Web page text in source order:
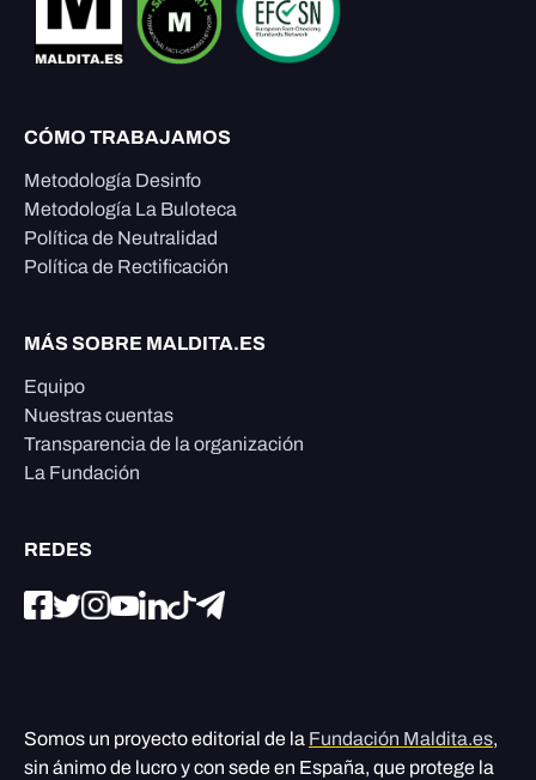
CÓMO TRABAJAMOS
Metodología Desinfo
Metodología La Buloteca
Política de Neutralidad
Política de Rectificación
MÁS SOBRE MALDITA.ES
Equipo
Nuestras cuentas
Transparencia de la organización
La Fundación
REDES
Somos un proyecto editorial de la Fundación Maldita.es,
sin ánimo de lucro y con sede en España, que protege la